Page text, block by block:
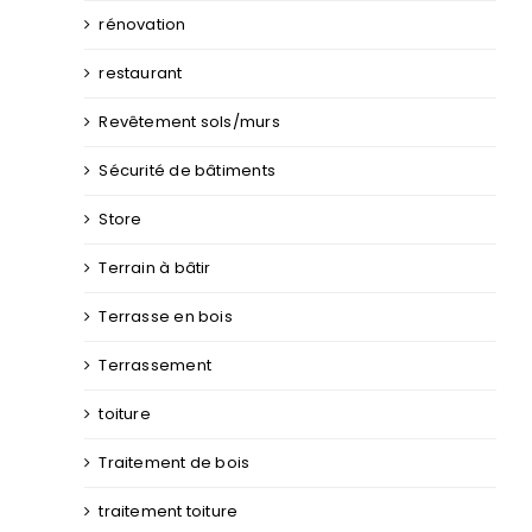
rénovation
restaurant
Revêtement sols/murs
Sécurité de bâtiments
Store
Terrain à bâtir
Terrasse en bois
Terrassement
toiture
Traitement de bois
traitement toiture